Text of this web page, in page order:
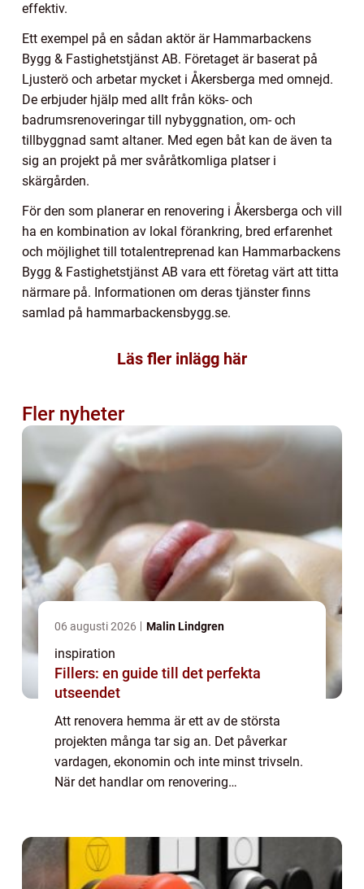
effektiv.
Ett exempel på en sådan aktör är Hammarbackens
Bygg & Fastighetstjänst AB. Företaget är baserat på
Ljusterö och arbetar mycket i Åkersberga med omnejd.
De erbjuder hjälp med allt från köks- och
badrumsrenoveringar till nybyggnation, om- och
tillbyggnad samt altaner. Med egen båt kan de även ta
sig an projekt på mer svåråtkomliga platser i
skärgården.
För den som planerar en renovering i Åkersberga och vill
ha en kombination av lokal förankring, bred erfarenhet
och möjlighet till totalentreprenad kan Hammarbackens
Bygg & Fastighetstjänst AB vara ett företag värt att titta
närmare på. Informationen om deras tjänster finns
samlad på hammarbackensbygg.se.
Läs fler inlägg här
Fler nyheter
06 augusti 2026 Malin Lindgren
inspiration
Fillers: en guide till det perfekta
utseendet
Att renovera hemma är ett av de största
projekten många tar sig an. Det påverkar
vardagen, ekonomin och inte minst trivseln.
När det handlar om renovering